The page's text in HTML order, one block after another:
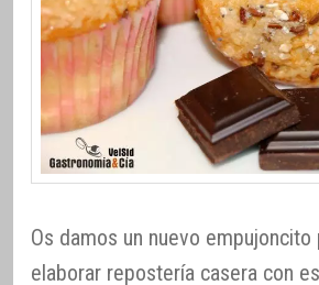
Os damos un nuevo empujoncito
elaborar repostería casera con